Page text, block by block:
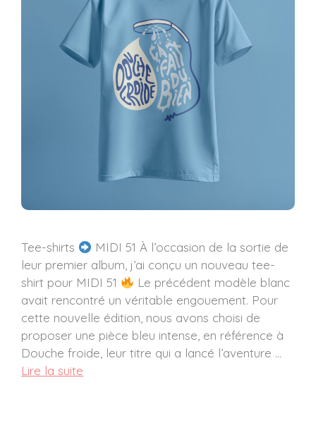
Tee-shirts
MIDI 51 À l’occasion de la sortie de
leur premier album, j’ai conçu un nouveau tee-
shirt pour MIDI 51
Le précédent modèle blanc
avait rencontré un véritable engouement. Pour
cette nouvelle édition, nous avons choisi de
proposer une pièce bleu intense, en référence à
Douche froide, leur titre qui a lancé l’aventure …
Lire la suite